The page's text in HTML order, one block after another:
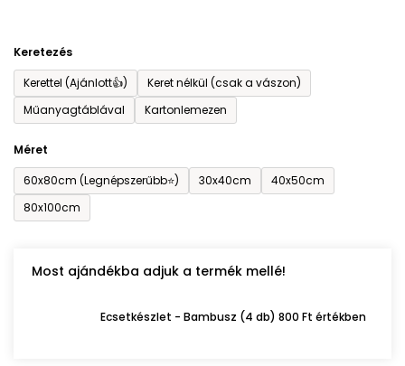
Keretezés
Kerettel (Ajánlott👍)
Keret nélkül (csak a vászon)
Műanyagtáblával
Kartonlemezen
Méret
60x80cm (Legnépszerűbb⭐)
30x40cm
40x50cm
80x100cm
Most ajándékba adjuk a termék mellé!
Ecsetkészlet - Bambusz (4 db) 800 Ft értékben